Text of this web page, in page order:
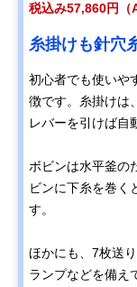
税込み57,860円（
糸掛けも針穴
初心者でも使いや
徴です。糸掛けは
レバーを引けば自
ボビンは水平釜の
ビンに下糸を巻く
す。
ほかにも、7枚送
ランプなどを備え